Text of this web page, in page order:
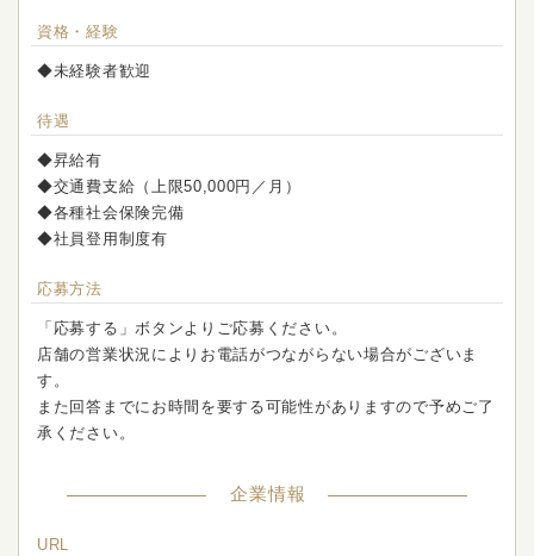
資格・経験
◆未経験者歓迎
待遇
◆昇給有
◆交通費支給（上限50,000円／月）
◆各種社会保険完備
◆社員登用制度有
応募方法
「応募する」ボタンよりご応募ください。
店舗の営業状況によりお電話がつながらない場合がございま
す。
また回答までにお時間を要する可能性がありますので予めご了
承ください。
企業情報
URL